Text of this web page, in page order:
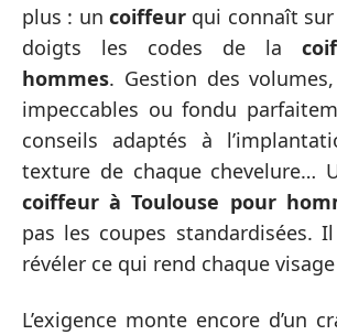
plus : un coiffeur qui connaît
doigts les codes de la
hommes. Gestion des
impeccables ou fondu
conseils adaptés à
texture de chaque chevelure…
coiffeur à Toulouse pour
pas les coupes standardisées. Il
révéler ce qui rend chaque
L’exigence monte encore d’un